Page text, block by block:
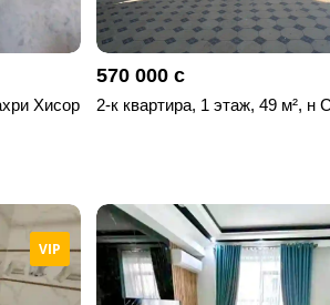
Хисор
570 000 с
2-к квартира, 1 этаж, 49 м², н
VIP